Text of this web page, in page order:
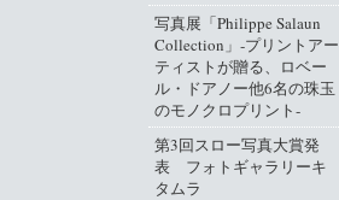
写真展「Philippe Salaun
Collection」‐プリントアー
ティストが贈る、ロベー
ル・ドアノー他6名の珠玉
のモノクロプリント‐
第3回スロー写真大賞発
表 フォトギャラリーキ
タムラ